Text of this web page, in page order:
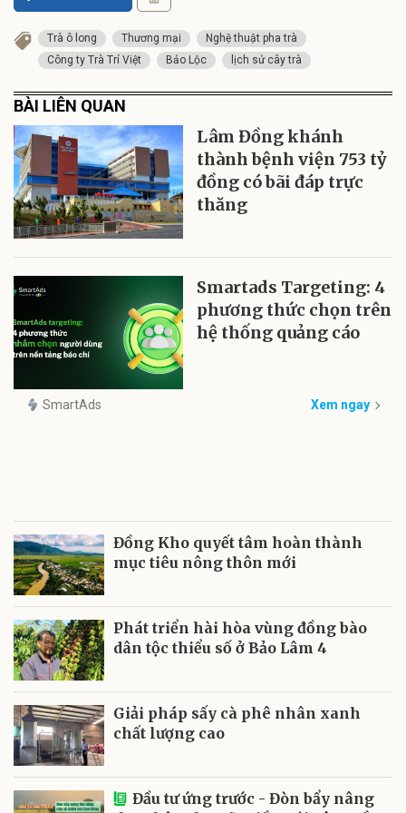
Trà ô long Thương mại
Nghệ thuật pha trà
Công ty Trà Trí Việt
Bảo Lộc lịch sử cây trà
BÀI LIÊN QUAN
Lâm Đồng khánh
thành bệnh viện 753 tỷ
đồng có bãi đáp trực
thăng
Smartads Targeting: 4
phương thức chọn trên
hệ thống quảng cáo
SmartAds Xem ngay
Đồng Kho quyết tâm hoàn thành
mục tiêu nông thôn mới
Phát triển hài hòa vùng đồng bào
dân tộc thiểu số ở Bảo Lâm 4
Giải pháp sấy cà phê nhân xanh
chất lượng cao
Đầu tư ứng trước - Đòn bẩy nâng